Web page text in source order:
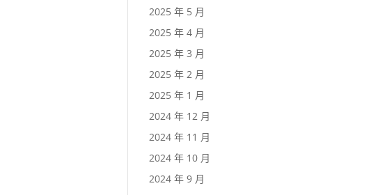
2025 年 5 月
2025 年 4 月
2025 年 3 月
2025 年 2 月
2025 年 1 月
2024 年 12 月
2024 年 11 月
2024 年 10 月
2024 年 9 月